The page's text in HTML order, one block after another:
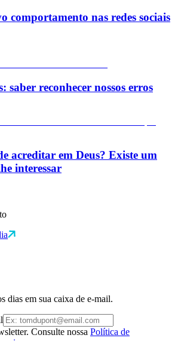
comportamento nas redes sociais
saber reconhecer nossos erros
acreditar em Deus? Existe um
interessar
dias em sua caixa de e-mail.
Consulte nossa Política de